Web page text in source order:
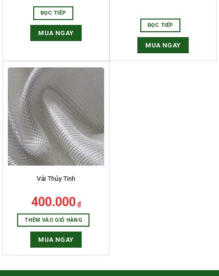
ĐỌC TIẾP
MUA NGAY
ĐỌC TIẾP
MUA NGAY
Vải Thủy Tinh
400.000 ₫
THÊM VÀO GIỎ HÀNG
MUA NGAY
SƠN LÂM
sẽ trở thành nguồn cảm hứng
lao cho GiuseArt trong quá trình
họa những ý tưởng thiết kế
trở thành hiện thực.
減肥藥的作用原理
使用幾丁聚糖作為有效成分的比